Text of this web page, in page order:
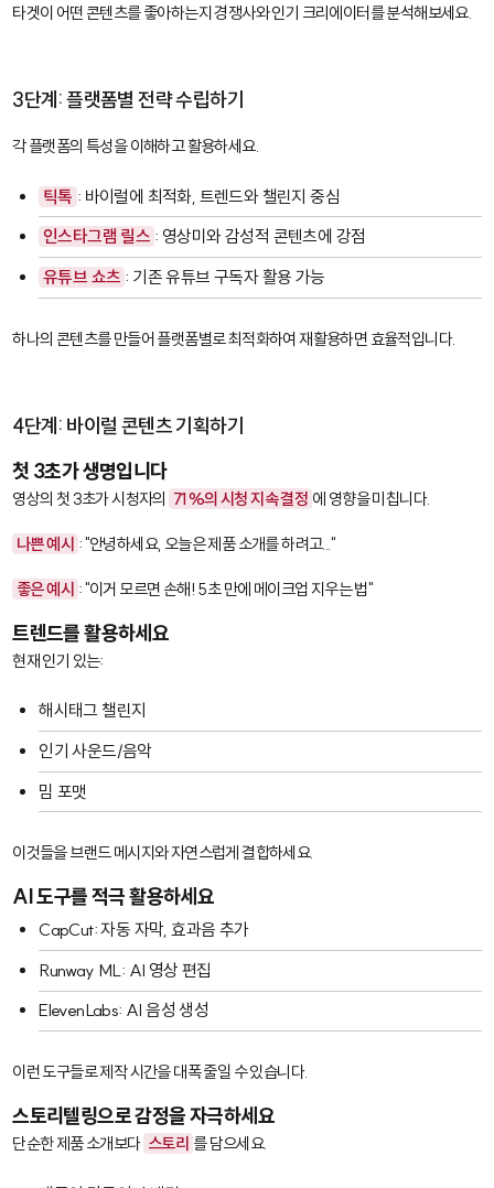
타겟이 어떤 콘텐츠를 좋아하는지 경쟁사와 인기 크리에이터를 분석해보세요.
3단계: 플랫폼별 전략 수립하기
각 플랫폼의 특성을 이해하고 활용하세요.
틱톡 : 바이럴에 최적화, 트렌드와 챌린지 중심
인스타그램 릴스 : 영상미와 감성적 콘텐츠에 강점
유튜브 쇼츠 : 기존 유튜브 구독자 활용 가능
하나의 콘텐츠를 만들어 플랫폼별로 최적화하여 재활용하면 효율적입니다.
4단계: 바이럴 콘텐츠 기획하기
첫 3초가 생명입니다
영상의 첫 3초가 시청자의 71%의 시청 지속 결정 에 영향을 미칩니다.
나쁜 예시 : "안녕하세요, 오늘은 제품 소개를 하려고..."
좋은 예시 : "이거 모르면 손해! 5초 만에 메이크업 지우는 법"
트렌드를 활용하세요
현재 인기 있는:
해시태그 챌린지
인기 사운드/음악
밈 포맷
이것들을 브랜드 메시지와 자연스럽게 결합하세요.
AI 도구를 적극 활용하세요
CapCut: 자동 자막, 효과음 추가
Runway ML : AI 영상 편집
ElevenLabs: AI 음성 생성
이런 도구들로 제작 시간을 대폭 줄일 수 있습니다.
스토리텔링으로 감정을 자극하세요
단순한 제품 소개보다 스토리 를 담으세요.